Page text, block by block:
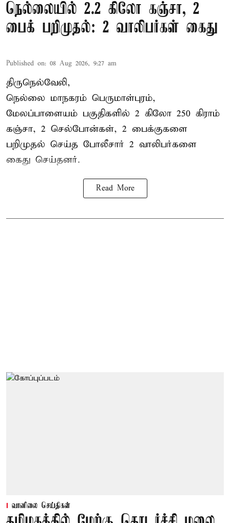
நெல்லையில் 2.2 கிலோ கஞ்சா, 2
பைக் பறிமுதல்: 2 வாலிபர்கள் கைது
Published on: 08 Aug 2026, 9:27 am
திருநெல்வேலி,
நெல்லை மாநகரம் பெருமாள்புரம்,
மேலப்பாளையம் பகுதிகளில் 2 கிலோ 250 கிராம்
கஞ்சா, 2 செல்போன்கள், 2 பைக்குகளை
பறிமுதல் செய்த போலீசார் 2 வாலிபர்களை
கைது செய்தனர்.
Read More
வானிலை செய்திகள்